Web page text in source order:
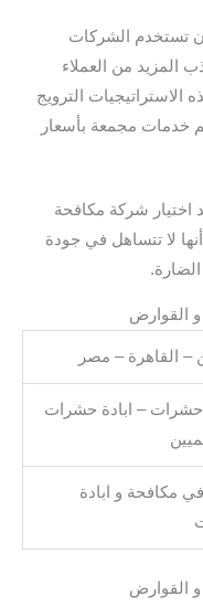
أن تستخدم الشركات
المزيد من العملاء
الترويج
خدمات مجمعة بأسعار
اختيار شركة مكافحة
لا تتساهل في جودة
الضارة.
القوارض
– القاهرة – مصر
– ابادة حشرات
في مكافحة و ابادة
القوارض